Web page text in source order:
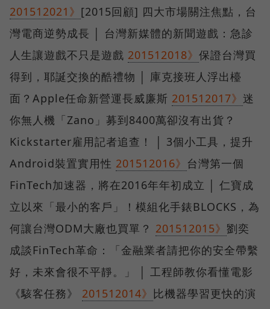
201512021》 [2015回顧] 四大市場關注焦點，台
灣電商逆勢成長 │ 台灣新媒體的新聞遊戲：急診
人生讓遊戲不只是遊戲 201512018》 保證台灣買
得到，耶誕交換的酷禮物 │ 庫克接班人浮出檯
面？Apple任命新營運長威廉斯 201512017》 迷
你無人機「Zano」募到8400萬卻沒有出貨？
Kickstarter雇用記者追查！ │ 3個小工具，提升
Android裝置實用性 201512016》 台灣第一個
FinTech加速器，將在2016年年初成立 │ 仁寶成
立以來「最小的客戶」！模組化手錶BLOCKS，為
何讓台灣ODM大廠也買單？ 201512015》 劉奕
成談FinTech革命：「金融業者請把你的安全帶繫
好，未來會很不平靜。」 │ 工程師教你看懂電影
《駭客任務》 201512014》 比機器學習更快的演